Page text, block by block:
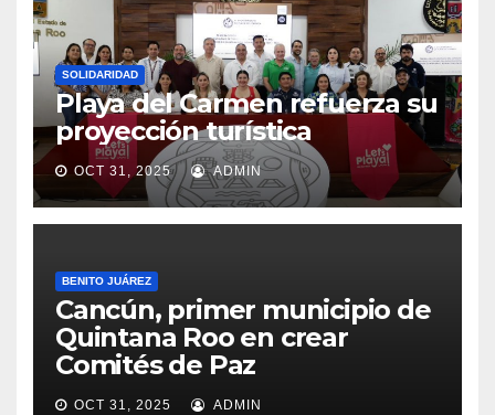
SOLIDARIDAD
Playa del Carmen refuerza su
proyección turística
OCT 31, 2025 ADMIN
BENITO JUÁREZ
Cancún, primer municipio de
Quintana Roo en crear
Comités de Paz
OCT 31, 2025 ADMIN